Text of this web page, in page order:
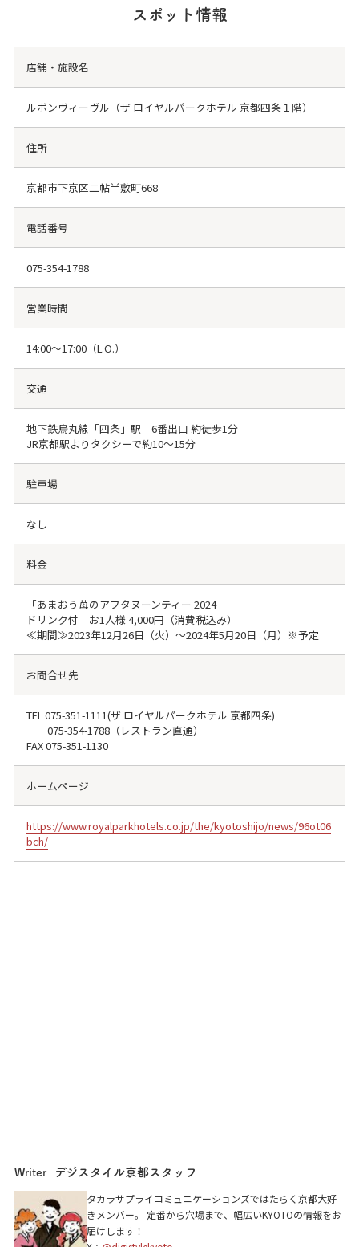
スポット情報
店舗・施設名
ルボンヴィーヴル（ザ ロイヤルパークホテル 京都四条１階）
住所
京都市下京区二帖半敷町668
電話番号
075-354-1788
営業時間
14:00～17:00（L.O.）
交通
地下鉄烏丸線「四条」駅 6番出口 約徒歩1分
JR京都駅よりタクシーで約10～15分
駐車場
なし
料金
「あまおう苺のアフタヌーンティー 2024」
ドリンク付 お1人様 4,000円（消費税込み）
≪期間≫2023年12月26日（火）～2024年5月20日（月）※予定
お問合せ先
TEL 075-351-1111(ザ ロイヤルパークホテル 京都四条)
075-354-1788（レストラン直通）
FAX 075-351-1130
ホームページ
https://www.royalparkhotels.co.jp/the/kyotoshijo/news/96ot06
bch/
Writer デジスタイル京都スタッフ
タカラサプライコミュニケーションズではたらく京都大好
きメンバー。 定番から穴場まで、幅広いKYOTOの情報をお
届けします！